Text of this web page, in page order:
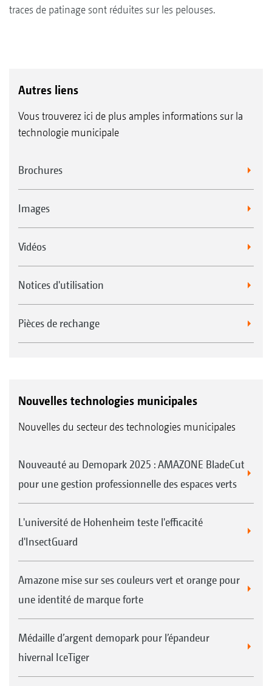
traces de patinage sont réduites sur les pelouses.
Autres liens
Vous trouverez ici de plus amples informations sur la
technologie municipale
Brochures
Images
Vidéos
Notices d'utilisation
Pièces de rechange
Nouvelles technologies municipales
Nouvelles du secteur des technologies municipales
Nouveauté au Demopark 2025 : AMAZONE BladeCut
pour une gestion professionnelle des espaces verts
L'université de Hohenheim teste l'efficacité
d'InsectGuard
Amazone mise sur ses couleurs vert et orange pour
une identité de marque forte
Médaille d’argent demopark pour l’épandeur
hivernal IceTiger